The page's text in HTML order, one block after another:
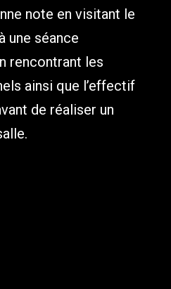
note en visitant le
une séance
rencontrant les
ainsi que l’effectif
de réaliser un